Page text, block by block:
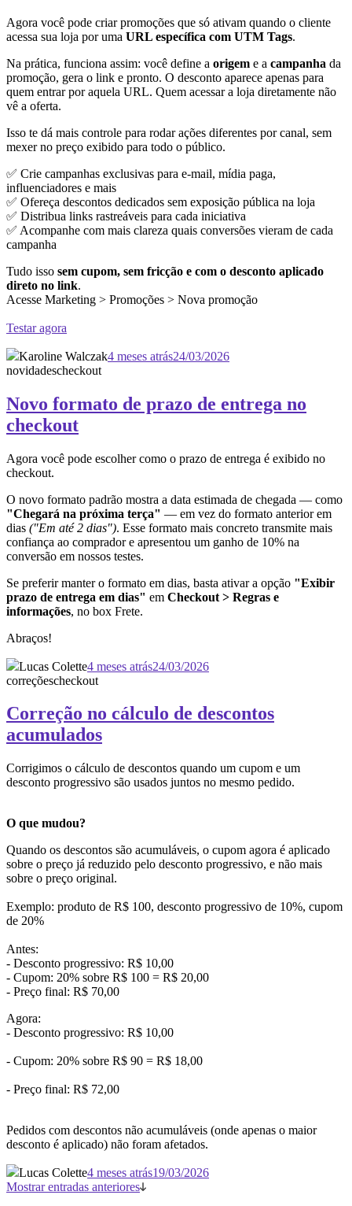
Agora você pode criar promoções que só ativam quando o cliente
acessa sua loja por uma URL específica com UTM Tags.
Na prática, funciona assim: você define a origem e a campanha da
promoção, gera o link e pronto. O desconto aparece apenas para
quem entrar por aquela URL. Quem acessar a loja diretamente não
vê a oferta.
Isso te dá mais controle para rodar ações diferentes por canal, sem
mexer no preço exibido para todo o público.
✅ Crie campanhas exclusivas para e-mail, mídia paga,
influenciadores e mais
✅ Ofereça descontos dedicados sem exposição pública na loja
✅ Distribua links rastreáveis para cada iniciativa
✅ Acompanhe com mais clareza quais conversões vieram de cada
campanha
Tudo isso sem cupom, sem fricção e com o desconto aplicado
direto no link.
Acesse Marketing > Promoções > Nova promoção
Testar agora
Karoline Walczak4 meses atrás24/03/2026
novidadescheckout
Novo formato de prazo de entrega no
checkout
Agora você pode escolher como o prazo de entrega é exibido no
checkout.
O novo formato padrão mostra a data estimada de chegada — como
"Chegará na próxima terça" — em vez do formato anterior em
dias ("Em até 2 dias"). Esse formato mais concreto transmite mais
confiança ao comprador e apresentou um ganho de 10% na
conversão em nossos testes.
Se preferir manter o formato em dias, basta ativar a opção "Exibir
prazo de entrega em dias" em Checkout > Regras e
informações, no box Frete.
Abraços!
Lucas Colette4 meses atrás24/03/2026
correçõescheckout
Correção no cálculo de descontos
acumulados
Corrigimos o cálculo de descontos quando um cupom e um
desconto progressivo são usados juntos no mesmo pedido.
O que mudou?
Quando os descontos são acumuláveis, o cupom agora é aplicado
sobre o preço já reduzido pelo desconto progressivo, e não mais
sobre o preço original.
Exemplo: produto de R$ 100, desconto progressivo de 10%, cupom
de 20%
Antes:
- Desconto progressivo: R$ 10,00
- Cupom: 20% sobre R$ 100 = R$ 20,00
- Preço final: R$ 70,00
Agora:
- Desconto progressivo: R$ 10,00
- Cupom: 20% sobre R$ 90 = R$ 18,00
- Preço final: R$ 72,00
Pedidos com descontos não acumuláveis (onde apenas o maior
desconto é aplicado) não foram afetados.
Lucas Colette4 meses atrás19/03/2026
Mostrar entradas anteriores